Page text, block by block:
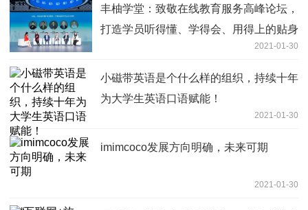
丰柚学堂：致敬在线教育服务高峰论坛，
打造学员听得懂、学得会、用得上的贴身
2021-01-30
小磁带英语是个什么样的组织，持续十年
为大学生英语口语赋能！
2021-01-30
imimcoco发展方向明确，未来可期
2021-01-30